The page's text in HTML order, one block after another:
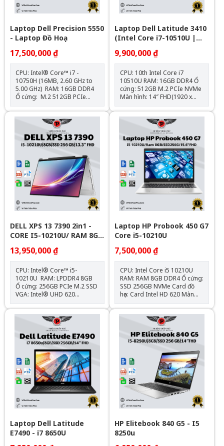
Laptop Dell Precision 5550
- Laptop Đồ Hoạ
17,500,000 ₫
CPU: Intel® Core™ i7 -
10750H (16MB, 2.60 GHz to
5.00 GHz) RAM: 16GB DDR4
Ổ cứng: M.2 512GB PCIe
NVMe VGA: NVIDIA Quadro
T2000 4GB Màn hình: 15.6"
UltraSharp FHD+ IGZO4,
3.2 Gen 2 Type-C
(Thunderbolt 3), 1 x USB 3.2
Trọng lượng: 1.86kg Hệ Điều
Hành: Không Bao Gồm
Laptop Dell Latitude 3410
(Intel Core i7-10510U |
VGA MX230 2G | MH 14″
FHD)
9,900,000 ₫
CPU: 10th Intel Core i7
10510U RAM: 16GB DDR4 Ổ
cứng: 512GB M.2 PCIe NVMe
Màn hình: 14″ FHD(1920 x
1080) Đồ họa: Intel UHD
Graphics & NVIDIA Geforce
MX230 2G Webcam: 720p HD
Bảo Hành 12 Tháng (pin +
sạc 3 Tháng) Hệ điều hành:
Chưa Bao Gồm
DELL XPS 13 7390 2in1 -
CORE I5-10210U/ RAM 8G/
13,950,000 ₫
CPU: Intel® Core™ i5-
10210U RAM: LPDDR4 8GB
Ổ cứng: 256GB PCIe M.2 SSD
VGA: Intel® UHD 620
Graphics Màn hình: 13.3″
FHD (1920*1080), 60Hz, Anti-
Glare, 400nits Kết nối: 3x USB
Type C (2 Thunderbolt™ 3); 1
Micro SD; 1 jack tai nghe
3.5mm Trọng lượng: 1.23 kg
Hệ điều hành: Chưa Bao Gồm
Laptop HP Probook 450 G7
Core i5-10210U
7,500,000 ₫
CPU: Intel Core i5 10210U
RAM: RAM 8GB DDR4 Ổ cứng:
SSD 256GB NVMe Card đồ
họa: Card Intel HD 620 Màn
hình: 15.6 Inch HD Vỏ Kim
Loại Nguyên Khối 1x USB 3.1
Type-C Gen 1 connector
(Power Delivery, DisplayPort)
: 2x USB 3.1 Gen 1 : 1x USB
2.0 (Powered port) : 1x RJ-45 :
1x Headphone/microphone
combo jack : 1x AC power
port : 1x HDMI 1.4b Hệ điều
hành: Chưa Bao Gồm
Laptop Dell Latitude
E7490 - i7 8650U
HP Elitebook 840 G5 - I5
8250u